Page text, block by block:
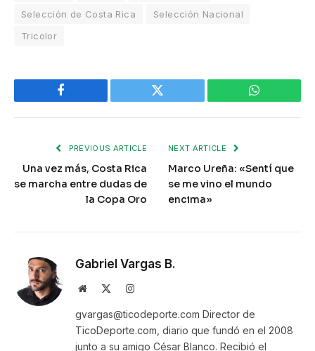
Selección de Costa Rica
Selección Nacional
Tricolor
Facebook Twitter WhatsApp
PREVIOUS ARTICLE
Una vez más, Costa Rica
se marcha entre dudas de
la Copa Oro
NEXT ARTICLE
Marco Ureña: «Sentí que
se me vino el mundo
encima»
Gabriel Vargas B.
Website Instagram
gvargas@ticodeporte.com Director de
TicoDeporte.com, diario que fundó en el 2008
junto a su amigo César Blanco. Recibió el